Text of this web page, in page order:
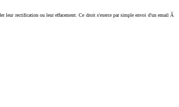
rectification ou leur effacement. Ce droit s'exerce par simple envoi d'un email Ã